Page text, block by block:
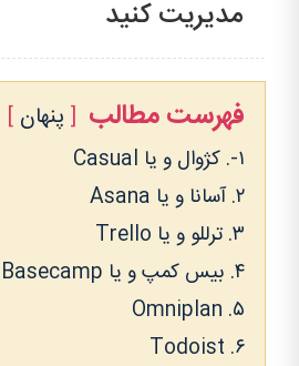
مدیریت کنید
فهرست مطالب پنهان
۱-. کژوال و یا Casual
۲. آسانا و یا Asana
۳. ترللو و یا Trello
۴. بیس کمپ و یا Basecamp
۵. Omniplan
۶. Todoist